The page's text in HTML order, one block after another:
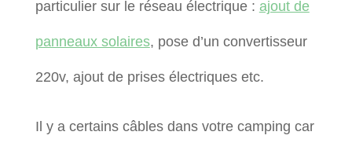
particulier sur le réseau électrique : ajout de
panneaux solaires, pose d’un convertisseur
220v, ajout de prises électriques etc.
Il y a certains câbles dans votre camping car